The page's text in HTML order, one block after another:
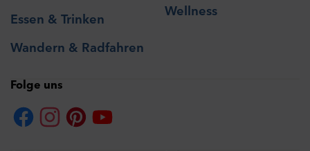
Essen & Trinken
Wandern & Radfahren
Wellness
Folge uns